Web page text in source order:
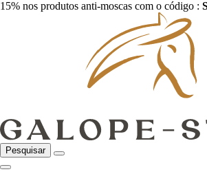
15% nos produtos anti-moscas com o código :
Pesquisar